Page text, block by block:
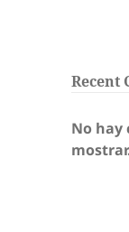
Recent
No hay